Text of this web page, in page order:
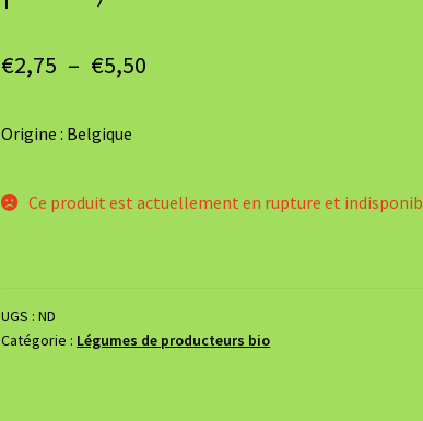
€2,75 – €5,50
Origine : Belgique
Ce produit est actuellement en rupture et
UGS :ND
Catégorie : Légumes de producteurs bio